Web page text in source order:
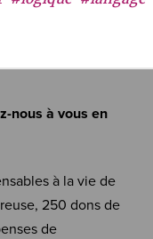
nous à vous en
à la vie de
250 dons de
de